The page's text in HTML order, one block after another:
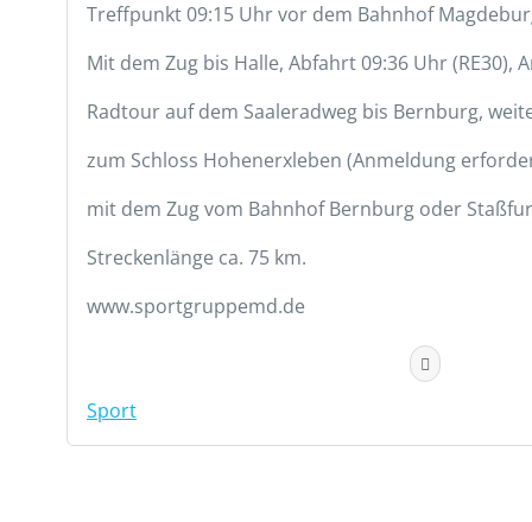
Treffpunkt 09:15 Uhr vor dem Bahnhof
Mit dem Zug bis Halle, Abfahrt 09:36 Uhr (RE30),
Radtour auf dem Saaleradweg bis Bernburg,
zum Schloss Hohenerxleben (Anmeldung
mit dem Zug vom Bahnhof Bernburg oder
Streckenlänge ca. 75 km.
www.sportgruppemd.de
Sport